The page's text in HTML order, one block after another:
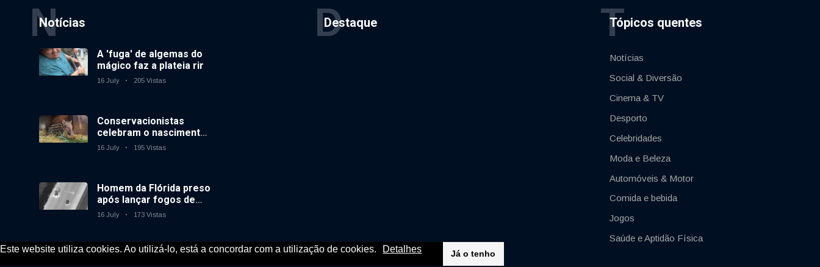
Este website utiliza cookies. Ao utilizá-lo, está a concordar com a utilização de cookies. Detalhes Já o tenho
Notícias
N
A 'fuga' de algemas do
mágico faz a plateia rir
16 July 205 Vistas
Conservacionistas
celebram o nascimento
do primeiro tapir de
16 July 195 Vistas
Homem da Flórida preso
após lançar fogos de
artifício de um carro em
16 July 173 Vistas
Destaque
D Tópicos quentes
T
Notícias
Social & Diversão
Cinema & TV
Desporto
Celebridades
Moda e Beleza
Automóveis & Motor
Comida e bebida
Jogos
Saúde e Aptidão Física